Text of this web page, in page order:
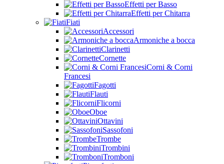
Effetti per Basso
Effetti per Chitarra
Fiati
Accessori
Armoniche a bocca
Clarinetti
Cornette
Corni & Corni
Francesi
Fagotti
Flauti
Flicorni
Oboe
Ottavini
Sassofoni
Trombe
Trombini
Tromboni